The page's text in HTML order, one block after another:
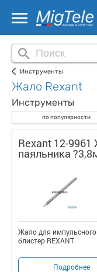
Инструменты
Жало Rexant
Инструменты
по популярности
Rexant 12-
паяльника
Жало для импульсного
блистер REXANT
Подробнее